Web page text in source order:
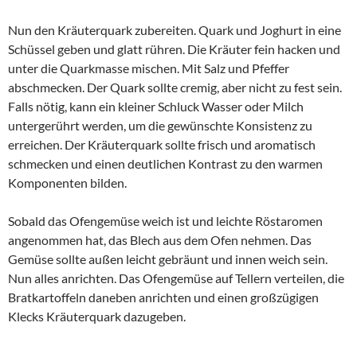
Nun den Kräuterquark zubereiten. Quark und Joghurt in eine
Schüssel geben und glatt rühren. Die Kräuter fein hacken und
unter die Quarkmasse mischen. Mit Salz und Pfeffer
abschmecken. Der Quark sollte cremig, aber nicht zu fest sein.
Falls nötig, kann ein kleiner Schluck Wasser oder Milch
untergerührt werden, um die gewünschte Konsistenz zu
erreichen. Der Kräuterquark sollte frisch und aromatisch
schmecken und einen deutlichen Kontrast zu den warmen
Komponenten bilden.
Sobald das Ofengemüse weich ist und leichte Röstaromen
angenommen hat, das Blech aus dem Ofen nehmen. Das
Gemüse sollte außen leicht gebräunt und innen weich sein.
Nun alles anrichten. Das Ofengemüse auf Tellern verteilen, die
Bratkartoffeln daneben anrichten und einen großzügigen
Klecks Kräuterquark dazugeben.